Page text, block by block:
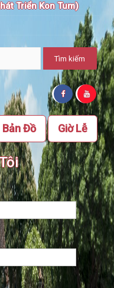
Triển Kon Tum)
Giờ Lễ
Bản Đồ